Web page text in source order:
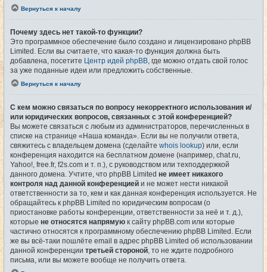
Вернуться к началу
Почему здесь нет такой-то функции?
Это программное обеспечение было создано и лицензировано phpBB
Limited. Если вы считаете, что какая-то функция должна быть
добавлена, посетите Центр идей phpBB , где можно отдать свой голос
за уже поданные идеи или предложить собственные.
Вернуться к началу
С кем можно связаться по вопросу некорректного использования и/
или юридических вопросов, связанных с этой конференцией?
Вы можете связаться с любым из администраторов, перечисленных в
списке на странице «Наша команда». Если вы не получили ответа,
свяжитесь с владельцем домена (сделайте whois lookup) или, если
конференция находится на бесплатном домене (например, chat.ru,
Yahoo!, free.fr, f2s.com и т. п.), с руководством или техподдержкой
данного домена. Учтите, что phpBB Limited не имеет никакого
контроля над данной конференцией и не может нести никакой
ответственности за то, кем и как данная конференция используется. Не
обращайтесь к phpBB Limited по юридическим вопросам (о
приостановке работы конференции, ответственности за неё и т. д.),
которые не относятся напрямую к сайту phpBB.com или которые
частично относятся к программному обеспечению phpBB Limited. Если
же вы всё-таки пошлёте email в адрес phpBB Limited об использовании
данной конференции третьей стороной , то не ждите подробного
письма, или вы можете вообще не получить ответа.